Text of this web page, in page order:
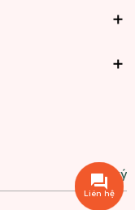
Đăng ký
Liên hệ